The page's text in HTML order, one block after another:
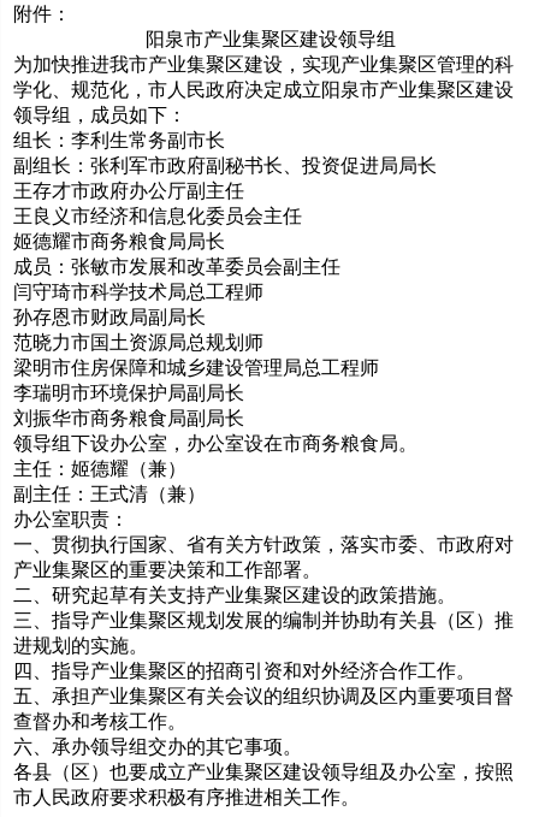
附件：
阳泉市产业集聚区建设领导组
为加快推进我市产业集聚区建设，实现产业集聚区管理的科
学化、规范化，市人民政府决定成立阳泉市产业集聚区建设
领导组，成员如下：
组长：李利生常务副市长
副组长：张利军市政府副秘书长、投资促进局局长
王存才市政府办公厅副主任
王良义市经济和信息化委员会主任
姬德耀市商务粮食局局长
成员：张敏市发展和改革委员会副主任
闫守琦市科学技术局总工程师
孙存恩市财政局副局长
范晓力市国土资源局总规划师
梁明市住房保障和城乡建设管理局总工程师
李瑞明市环境保护局副局长
刘振华市商务粮食局副局长
领导组下设办公室，办公室设在市商务粮食局。
主任：姬德耀（兼）
副主任：王式清（兼）
办公室职责：
一、贯彻执行国家、省有关方针政策，落实市委、市政府对
产业集聚区的重要决策和工作部署。
二、研究起草有关支持产业集聚区建设的政策措施。
三、指导产业集聚区规划发展的编制并协助有关县（区）推
进规划的实施。
四、指导产业集聚区的招商引资和对外经济合作工作。
五、承担产业集聚区有关会议的组织协调及区内重要项目督
查督办和考核工作。
六、承办领导组交办的其它事项。
各县（区）也要成立产业集聚区建设领导组及办公室，按照
市人民政府要求积极有序推进相关工作。